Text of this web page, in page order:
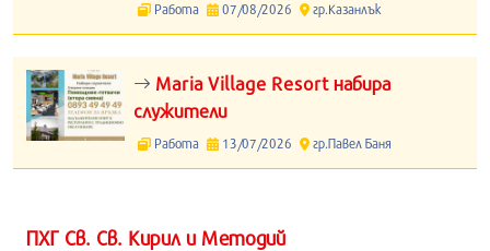
Работа 07/08/2026 гр.Казанлък
Maria Village Resort набира
служители
Работа 13/07/2026 гр.Павел Баня
ПХГ Св. Св. Кирил и Методий